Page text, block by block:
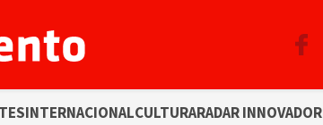
INTERNACIONALCULTURARADAR INNOVADOR